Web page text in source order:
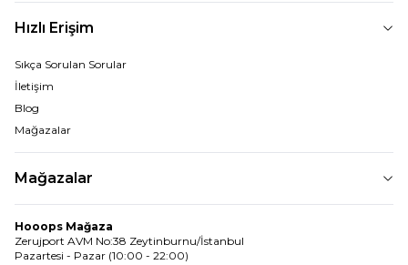
Hızlı Erişim
Sıkça Sorulan Sorular
İletişim
Blog
Mağazalar
Mağazalar
Hooops Mağaza
Zerujport AVM No:38 Zeytinburnu/İstanbul
Pazartesi - Pazar (10:00 - 22:00)